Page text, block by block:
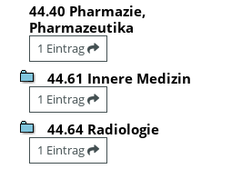
44.40 Pharmazie,
Pharmazeutika
1 Eintrag
44.61 Innere Medizin
1 Eintrag
44.64 Radiologie
1 Eintrag